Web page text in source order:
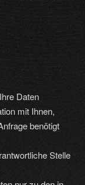
Daten
mit Ihnen,
benötigt
Stelle